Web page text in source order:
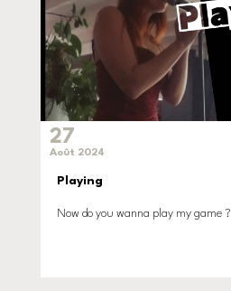
27
Août 2024
Playing
Now do you wanna play my game ?